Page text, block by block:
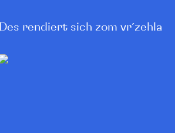
Des rendiert sich zom vr´zehla